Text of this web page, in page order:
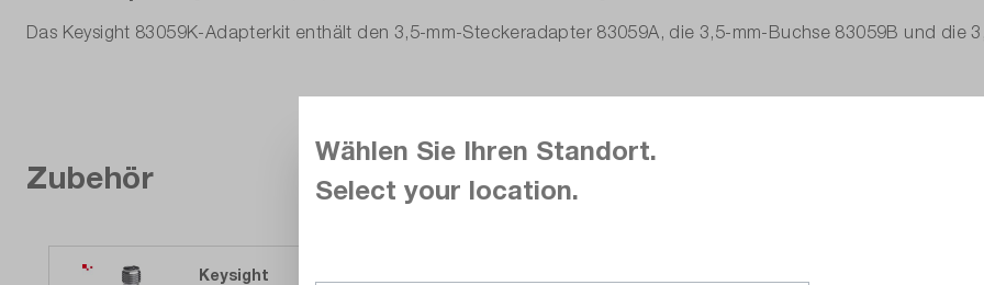
Das Keysight 83059K-Adapterkit enthält den 3,5-mm-Steckeradapter 83059A, die 3,5-mm-Buchse 83059B und die
Zubehör
Keysight
Wählen Sie Ihren Standort.
Select your location.